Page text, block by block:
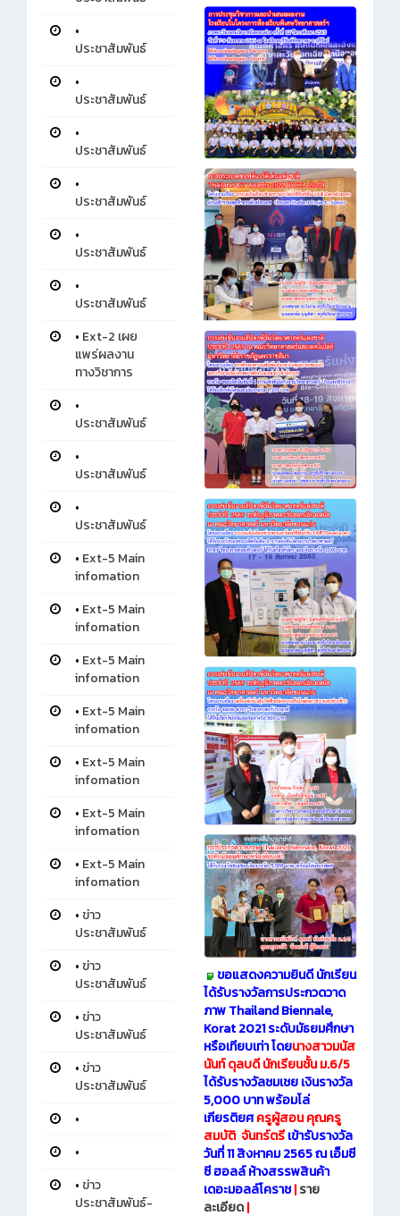
•
ประชาสัมพันธ์
•
ประชาสัมพันธ์
•
ประชาสัมพันธ์
•
ประชาสัมพันธ์
•
ประชาสัมพันธ์
•
ประชาสัมพันธ์
• Ext-2 เผย
แพร่ผลงาน
ทางวิชาการ
•
ประชาสัมพันธ์
•
ประชาสัมพันธ์
•
ประชาสัมพันธ์
• Ext-5 Main
infomation
• Ext-5 Main
infomation
• Ext-5 Main
infomation
• Ext-5 Main
infomation
• Ext-5 Main
infomation
• Ext-5 Main
infomation
• Ext-5 Main
infomation
• ข่าว
ประชาสัมพันธ์
• ข่าว
ประชาสัมพันธ์
• ข่าว
ประชาสัมพันธ์
• ข่าว
ประชาสัมพันธ์
•
•
• ข่าว
ประชาสัมพันธ์-
ขอแสดงความยินดี นักเรียน
ได้รับรางวัลการประกวดวาด
ภาพ Thailand Biennale,
Korat 2021 ระดับมัธยมศึกษา
หรือเทียบเท่า โดยนางสาวมนัส
นันท์ ดุลบดี นักเรียนชั้น ม.6/5
ได้รับรางวัลชมเชย เงินรางวัล
5,000 บาท พร้อมโล่
เกียรติยศครูผู้สอน คุณครู
สมบัติ จันทร์ตรีเข้ารับรางวัล
วันที่ 11 สิงหาคม 2565 ณ เอ็มซี
ซี ฮอลล์ ห้างสรรพสินค้า
เดอะมอลล์โคราช|ราย
ละเอียด|